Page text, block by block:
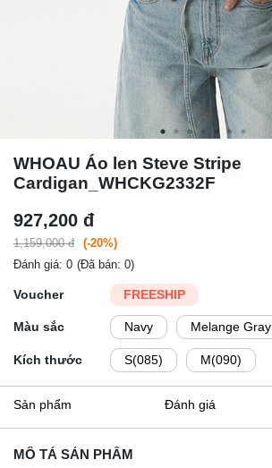
WHOAU Áo len Steve Stripe
Cardigan_WHCKG2332F
927,200 đ
1,159,000 đ
(-20%)
Đánh giá: 0 (Đã bán: 0)
Voucher FREESHIP
Màu sắc Navy Melange Gray
Kích thước S(085) M(090)
Sản phẩm Đánh giá
MÔ TẢ SẢN PHẨM